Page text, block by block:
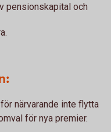
pensionskapital och
närvarande inte flytta
för nya premier.